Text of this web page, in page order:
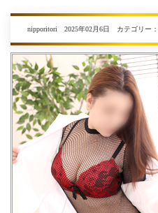
nipporitori 2025年02月6日 カテゴリー：